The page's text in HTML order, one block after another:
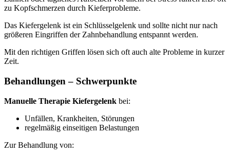
zu Kopfschmerzen durch Kieferprobleme.
Das Kiefergelenk ist ein Schlüsselgelenk und sollte nicht nur nach
größeren Eingriffen der Zahnbehandlung entspannt werden.
Mit den richtigen Griffen lösen sich oft auch alte Probleme in kurzer
Zeit.
Behandlungen – Schwerpunkte
Manuelle Therapie Kiefergelenk bei:
Unfällen, Krankheiten, Störungen
regelmäßig einseitigen Belastungen
Zur Behandlung von: